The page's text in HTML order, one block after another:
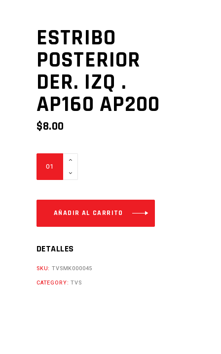
ESTRIBO
POSTERIOR
DER. IZQ .
AP160 AP200
$8.00
POSTERIOR
IZQ
AP160
Cantidad
AÑADIR AL CARRITO
DETALLES
SKU:TVSMK000045
CATEGORY:TVS